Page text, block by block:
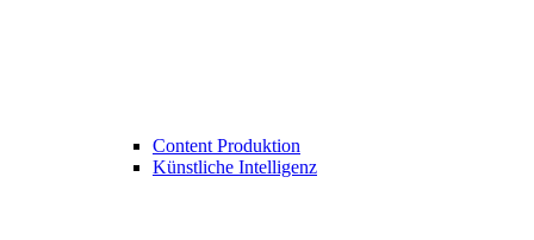
Content Produktion
Künstliche Intelligenz